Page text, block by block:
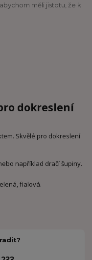
měli jistotu, že k
dokreslení
Skvělé pro dokreslení
například dračí šupiny.
fialová.